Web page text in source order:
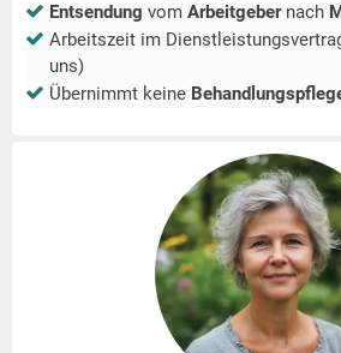
Entsendung vom Arbeitgeber nach
Arbeitszeit im
uns)
Übernimmt keine